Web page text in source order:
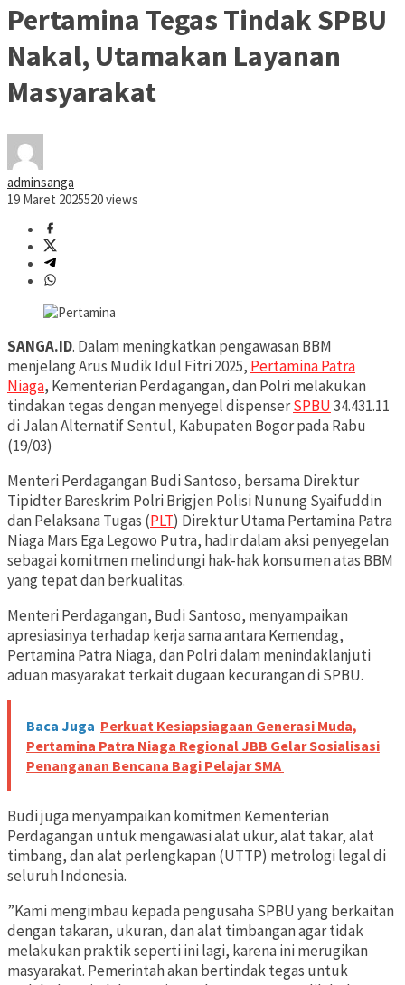
Pertamina Tegas Tindak SPBU
Nakal, Utamakan Layanan
Masyarakat
adminsanga
19 Maret 2025520 views
SANGA.ID. Dalam meningkatkan pengawasan BBM
menjelang Arus Mudik Idul Fitri 2025, Pertamina Patra
Niaga, Kementerian Perdagangan, dan Polri melakukan
tindakan tegas dengan menyegel dispenserSPBU34.431.11
di Jalan Alternatif Sentul, Kabupaten Bogor pada Rabu
(19/03)
Menteri Perdagangan Budi Santoso, bersama Direktur
Tipidter Bareskrim Polri Brigjen Polisi Nunung Syaifuddin
dan Pelaksana Tugas (PLT) Direktur Utama Pertamina Patra
Niaga Mars Ega Legowo Putra, hadir dalam aksi penyegelan
sebagai komitmen melindungi hak-hak konsumen atas BBM
yang tepat dan berkualitas.
Menteri Perdagangan, Budi Santoso, menyampaikan
apresiasinya terhadap kerja sama antara Kemendag,
Pertamina Patra Niaga, dan Polri dalam menindaklanjuti
aduan masyarakat terkait dugaan kecurangan di SPBU.
Baca Juga Perkuat Kesiapsiagaan Generasi Muda,
Pertamina Patra Niaga Regional JBB Gelar Sosialisasi
Penanganan Bencana Bagi Pelajar SMA
Budi juga menyampaikan komitmen Kementerian
Perdagangan untuk mengawasi alat ukur, alat takar, alat
timbang, dan alat perlengkapan (UTTP) metrologi legal di
seluruh Indonesia.
”Kami mengimbau kepada pengusaha SPBU yang berkaitan
dengan takaran, ukuran, dan alat timbangan agar tidak
melakukan praktik seperti ini lagi, karena ini merugikan
masyarakat. Pemerintah akan bertindak tegas untuk